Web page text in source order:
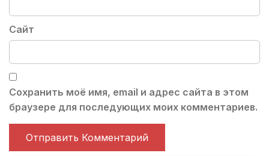
Сайт
Сохранить моё имя, email и адрес сайта в этом
браузере для последующих моих комментариев.